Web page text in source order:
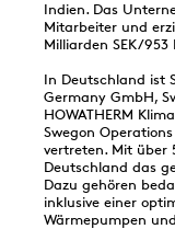
Indien. Das
Mitarbeiter und
Milliarden SEK/953
In Deutschland ist
Germany GmbH,
HOWATHERM
Swegon
vertreten. Mit über
Deutschland das
Dazu gehören
inklusive einer
Wärmepumpen